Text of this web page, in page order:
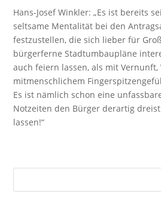
Hans-Josef Winkler: „Es ist bereits
seltsame Mentalität bei den
festzustellen, die sich lieber für
bürgerferne Stadtumbaupläne
auch feiern lassen, als mit
mitmenschlichem
Es ist nämlich schon eine
Notzeiten den Bürger derartig
lassen!“